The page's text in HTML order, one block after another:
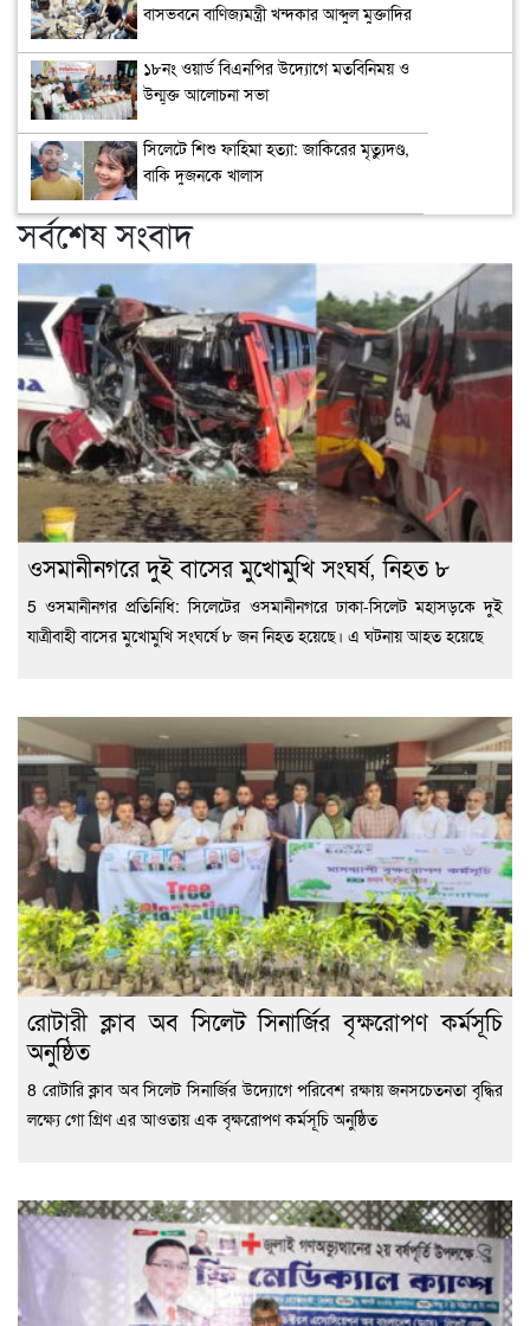
বাসভবনে বাণিজ্যমন্ত্রী খন্দকার আব্দুল মুক্তাদির
১৮নং ওয়ার্ড বিএনপির উদ্যোগে মতবিনিময় ও
উন্মুক্ত আলোচনা সভা
সিলেটে শিশু ফাহিমা হত্যা: জাকিরের মৃত্যুদণ্ড,
বাকি দুজনকে খালাস
সর্বশেষ সংবাদ
ওসমানীনগরে দুই বাসের মুখোমুখি সংঘর্ষ, নিহত ৮
5 ওসমানীনগর প্রতিনিধি: সিলেটের ওসমানীনগরে ঢাকা-সিলেট মহাসড়কে দুই
যাত্রীবাহী বাসের মুখোমুখি সংঘর্ষে ৮ জন নিহত হয়েছে। এ ঘটনায় আহত হয়েছে
রোটারী ক্লাব অব সিলেট সিনার্জির বৃক্ষরোপণ কর্মসূচি
অনুষ্ঠিত
8 রোটারি ক্লাব অব সিলেট সিনার্জির উদ্যোগে পরিবেশ রক্ষায় জনসচেতনতা বৃদ্ধির
লক্ষ্যে গো গ্রিণ এর আওতায় এক বৃক্ষরোপণ কর্মসূচি অনুষ্ঠিত